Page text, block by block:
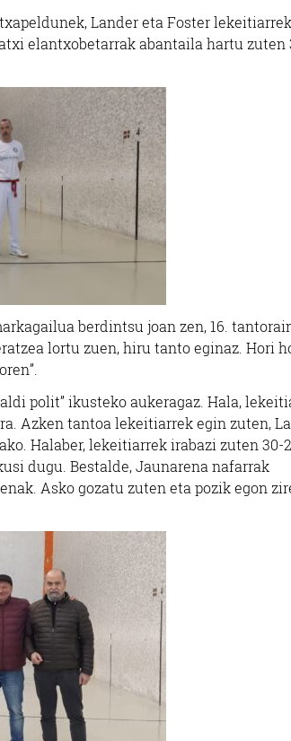
Lander eta Foster
elantxobetarrak abantaila hartu zuten
berdintsu joan zen, 16.
lortu zuen, hiru tanto eginaz. Hori
polit” ikusteko aukeragaz. Hala,
Azken tantoa lekeitiarrek egin zuten,
Halaber, lekeitiarrek irabazi zuten 30-
dugu. Bestalde, Jaunarena nafarrak
Asko gozatu zuten eta pozik egon